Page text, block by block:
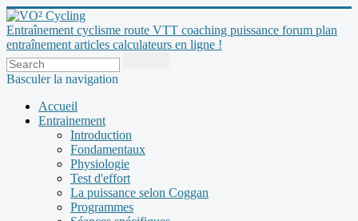
Entraînement cyclisme route VTT coaching puissance forum plan
entraînement articles calculateurs en ligne !
Basculer la navigation
Accueil
Entrainement
Introduction
Fondamentaux
Physiologie
Test d'effort
La puissance selon Coggan
Programmes